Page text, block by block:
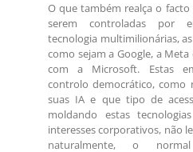
O que também realça o
serem controladas por
tecnologia multimilionárias,
como sejam a Google, a
com a Microsoft. Estas
controlo democrático, como
suas IA e que tipo de
moldando estas
interesses corporativos, não
naturalmente, o